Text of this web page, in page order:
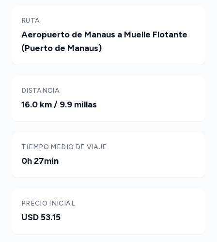
RUTA
Aeropuerto de Manaus a Muelle Flotante
(Puerto de Manaus)
DISTANCIA
16.0 km / 9.9 millas
TIEMPO MEDIO DE VIAJE
0h 27min
PRECIO INICIAL
USD 53.15